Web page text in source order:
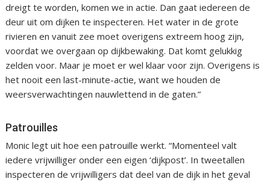
dreigt te worden, komen we in actie. Dan gaat iedereen de
deur uit om dijken te inspecteren. Het water in de grote
rivieren en vanuit zee moet overigens extreem hoog zijn,
voordat we overgaan op dijkbewaking. Dat komt gelukkig
zelden voor. Maar je moet er wel klaar voor zijn. Overigens is
het nooit een last-minute-actie, want we houden de
weersverwachtingen nauwlettend in de gaten.”
Patrouilles
Monic legt uit hoe een patrouille werkt. “Momenteel valt
iedere vrijwilliger onder een eigen ‘dijkpost’. In tweetallen
inspecteren de vrijwilligers dat deel van de dijk in het geval